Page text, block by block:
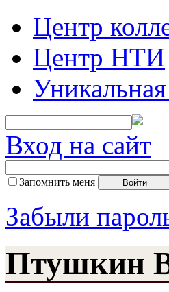
Центр
Центр НТИ
Вход на сайт
Запомнить меня
Забыли
Птушкин